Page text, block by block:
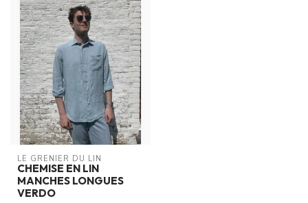
LE GRENIER DU LIN
CHEMISE EN LIN
MANCHES LONGUES
VERDO